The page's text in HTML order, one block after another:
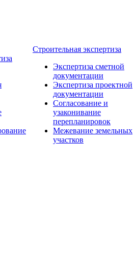
Строительная экспертиза
Экспертиза сметной
документации
Экспертиза проектной
документации
Согласование и
узаконивание
перепланировок
Межевание земельных
участков